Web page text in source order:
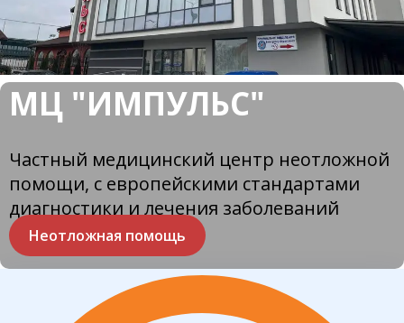
МЦ "ИМПУЛЬС"
Частный медицинский центр неотложной
помощи, с европейскими стандартами
диагностики и лечения заболеваний
Неотложная помощь